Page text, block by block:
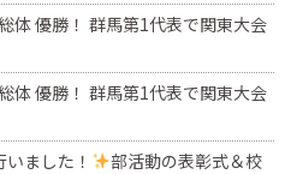
体 優勝！ 群馬第1代表で関東大会
体 優勝！ 群馬第1代表で関東大会
ました！
部活動の表彰式＆校